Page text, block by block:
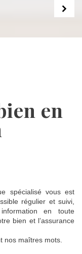
spécialisé vous est
régulier et suivi,
en toute
bien et l’assurance
nos maîtres mots.